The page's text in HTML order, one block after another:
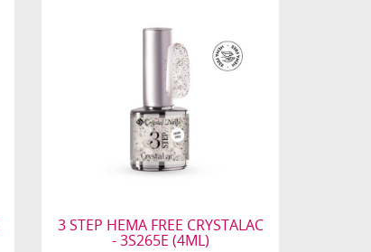
3 STEP HEMA FREE CRYSTALAC
- 3S265E (4ML)